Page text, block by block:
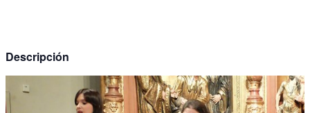
Descripción